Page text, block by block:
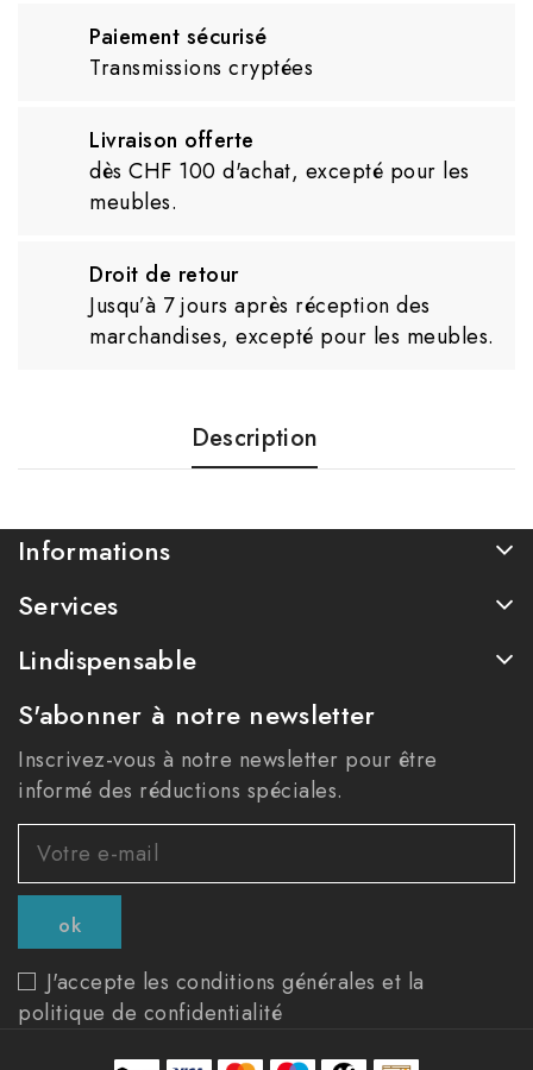
Paiement sécurisé
Transmissions cryptées
Livraison offerte
dès CHF 100 d'achat, excepté pour les
meubles.
Droit de retour
Jusqu’à 7 jours après réception des
marchandises, excepté pour les meubles.
Description
Informations
Services
Lindispensable
S'abonner à notre newsletter
Inscrivez-vous à notre newsletter pour être
informé des réductions spéciales.
J'accepte les conditions générales et la
politique de confidentialité